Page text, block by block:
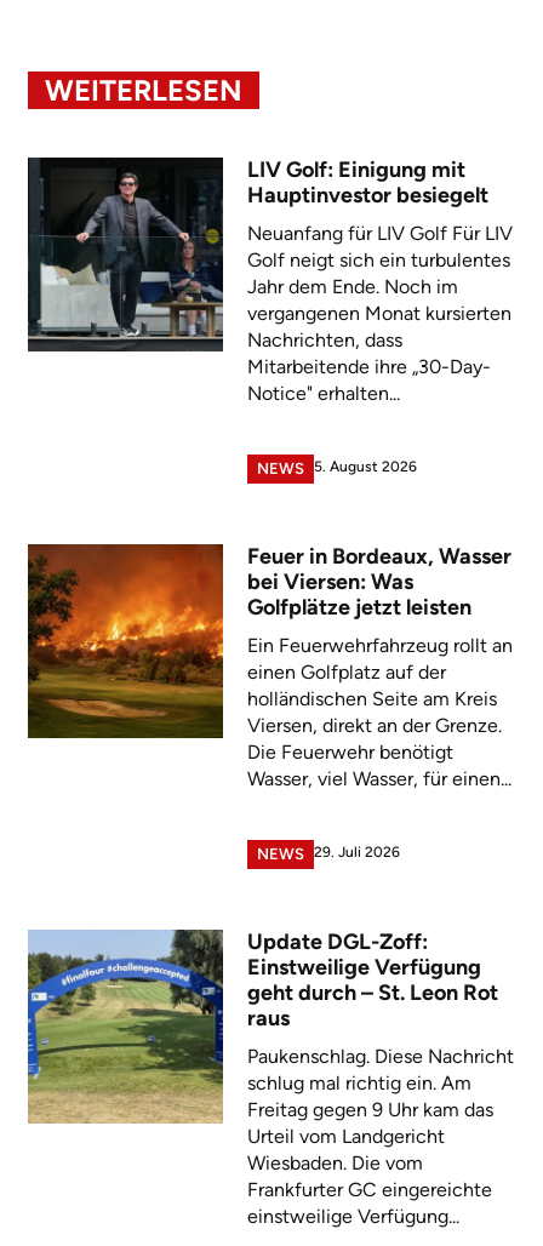
WEITERLESEN
LIV Golf: Einigung mit
Hauptinvestor besiegelt
Neuanfang für LIV Golf Für LIV
Golf neigt sich ein turbulentes
Jahr dem Ende. Noch im
vergangenen Monat kursierten
Nachrichten, dass
Mitarbeitende ihre „30-Day-
Notice" erhalten...
NEWS 5. August 2026
Feuer in Bordeaux, Wasser
bei Viersen: Was
Golfplätze jetzt leisten
Ein Feuerwehrfahrzeug rollt an
einen Golfplatz auf der
holländischen Seite am Kreis
Viersen, direkt an der Grenze.
Die Feuerwehr benötigt
Wasser, viel Wasser, für einen...
NEWS 29. Juli 2026
Update DGL-Zoff:
Einstweilige Verfügung
geht durch – St. Leon Rot
raus
Paukenschlag. Diese Nachricht
schlug mal richtig ein. Am
Freitag gegen 9 Uhr kam das
Urteil vom Landgericht
Wiesbaden. Die vom
Frankfurter GC eingereichte
einstweilige Verfügung...